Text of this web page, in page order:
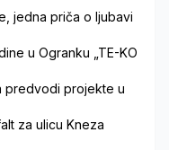
jedna priča o ljubavi
u Ogranku „TE-KO
predvodi projekte u
za ulicu Kneza